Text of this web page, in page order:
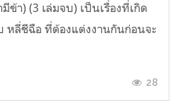
า) (3 เล่มจบ) เป็นเรื่องที่เกิด
หลี่ชีฉือ ที่ต้องแต่งงานกันก่อนจะ
28